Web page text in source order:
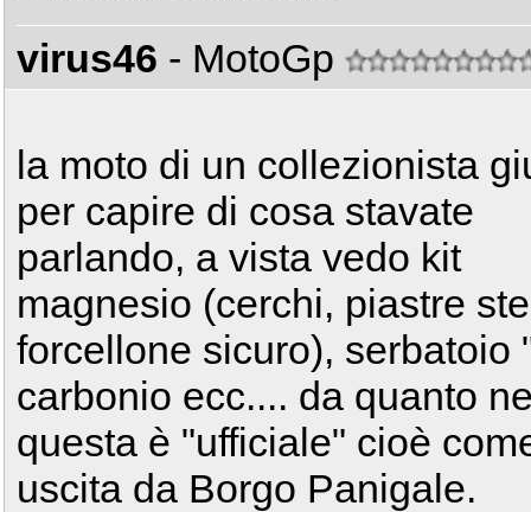
virus46 - MotoGp
la moto di un collezionista
per capire di cosa stavate
parlando, a vista vedo kit
magnesio (cerchi, piastre
forcellone sicuro), serbatoio
carbonio ecc.... da quanto
questa è "ufficiale" cioè
uscita da Borgo Panigale.